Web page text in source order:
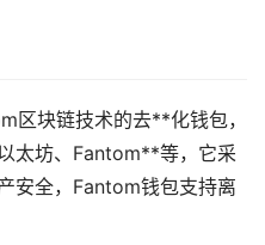
区块链技术的去**化钱包，
太坊、Fantom**等，它采
安全，Fantom钱包支持离